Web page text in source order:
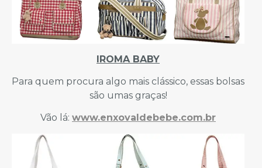
IROMA BABY
Para quem procura algo mais clássico, essas bolsas
são umas graças!
Vão lá: www.enxovaldebebe.com.br